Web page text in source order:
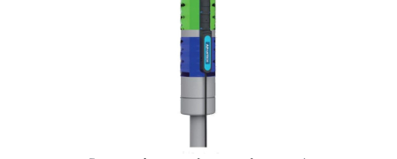
IPC, Industrielle Netzwerktechnik & WLAN
Industrielle Netzwerktechnik / Kommunikation
RMA / Rücksendung / Support
Contemporary Controls